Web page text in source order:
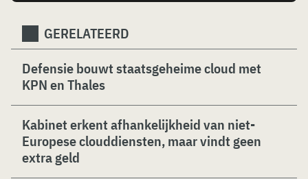
GERELATEERD
Defensie bouwt staatsgeheime cloud met
KPN en Thales
Kabinet erkent afhankelijkheid van niet-
Europese clouddiensten, maar vindt geen
extra geld